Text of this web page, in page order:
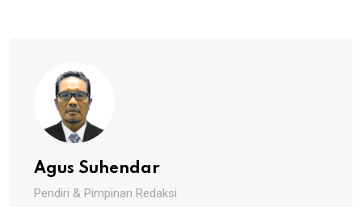
Agus Suhendar
Pendiri & Pimpinan Redaksi